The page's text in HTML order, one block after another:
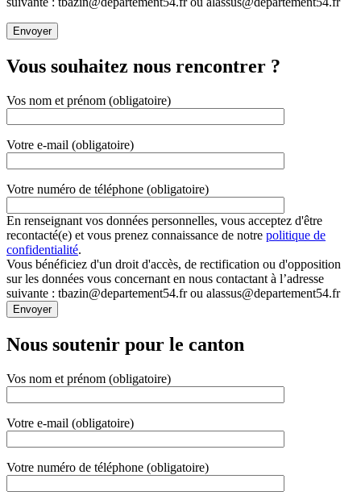
Vous souhaitez nous rencontrer ?
Vos nom et prénom (obligatoire)
Votre e-mail (obligatoire)
Votre numéro de téléphone (obligatoire)
En renseignant vos données personnelles, vous acceptez d'être
recontacté(e) et vous prenez connaissance de notre politique de
confidentialité.
Vous bénéficiez d'un droit d'accès, de rectification ou d'opposition
sur les données vous concernant en nous contactant à l’adresse
suivante : tbazin@departement54.fr ou alassus@departement54.fr
Nous soutenir pour le canton
Vos nom et prénom (obligatoire)
Votre e-mail (obligatoire)
Votre numéro de téléphone (obligatoire)